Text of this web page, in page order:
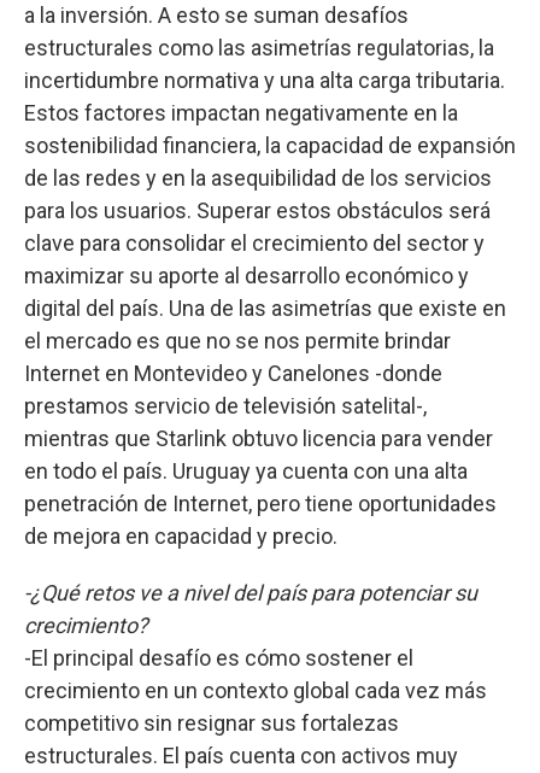
a la inversión. A esto se suman desafíos
estructurales como las asimetrías regulatorias, la
incertidumbre normativa y una alta carga tributaria.
Estos factores impactan negativamente en la
sostenibilidad financiera, la capacidad de expansión
de las redes y en la asequibilidad de los servicios
para los usuarios. Superar estos obstáculos será
clave para consolidar el crecimiento del sector y
maximizar su aporte al desarrollo económico y
digital del país. Una de las asimetrías que existe en
el mercado es que no se nos permite brindar
Internet en Montevideo y Canelones -donde
prestamos servicio de televisión satelital-,
mientras que Starlink obtuvo licencia para vender
en todo el país. Uruguay ya cuenta con una alta
penetración de Internet, pero tiene oportunidades
de mejora en capacidad y precio.
-¿Qué retos ve a nivel del país para potenciar su
crecimiento?
-El principal desafío es cómo sostener el
crecimiento en un contexto global cada vez más
competitivo sin resignar sus fortalezas
estructurales. El país cuenta con activos muy